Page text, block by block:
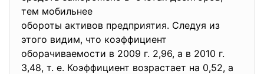
тем мобильнее
обороты активов предприятия. Следуя из
этого видим, что коэффициент
оборачиваемости в 2009 г. 2,96, а в 2010 г.
3,48, т. е. Коэффициент возрастает на 0,52, а